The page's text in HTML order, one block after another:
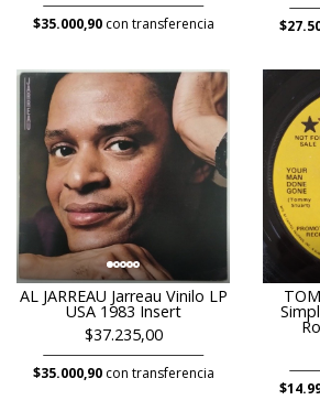
$35.000,90con transferencia
AL JARREAU Jarreau Vinilo LP
USA 1983 Insert
$37.235,00
$35.000,90con transferencia